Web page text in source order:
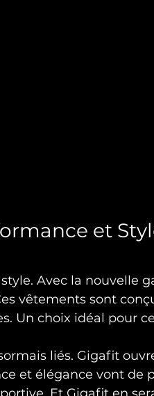
et
Avec la nouvelle
vêtements sont
Un choix idéal pour
liés. Gigafit
et élégance vont de